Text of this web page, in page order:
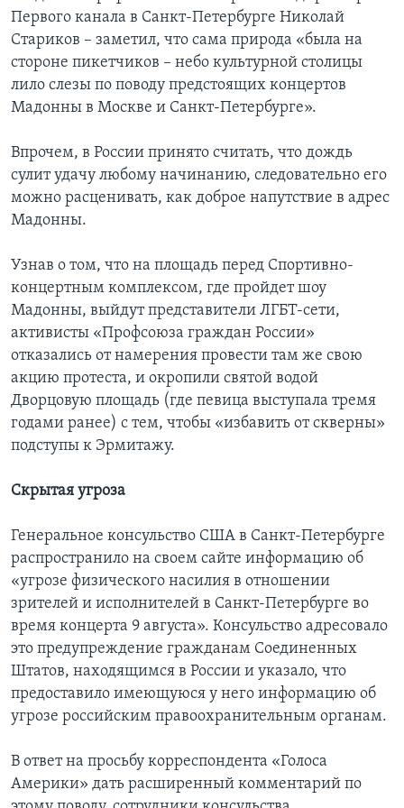
Первого канала в Санкт-Петербурге Николай
Стариков – заметил, что сама природа «была на
стороне пикетчиков – небо культурной столицы
лило слезы по поводу предстоящих концертов
Мадонны в Москве и Санкт-Петербурге».
Впрочем, в России принято считать, что дождь
сулит удачу любому начинанию, следовательно его
можно расценивать, как доброе напутствие в адрес
Мадонны.
Узнав о том, что на площадь перед Спортивно-
концертным комплексом, где пройдет шоу
Мадонны, выйдут представители ЛГБТ-сети,
активисты «Профсоюза граждан России»
отказались от намерения провести там же свою
акцию протеста, и окропили святой водой
Дворцовую площадь (где певица выступала тремя
годами ранее) с тем, чтобы «избавить от скверны»
подступы к Эрмитажу.
Скрытая угроза
Генеральное консульство США в Санкт-Петербурге
распространило на своем сайте информацию об
«угрозе физического насилия в отношении
зрителей и исполнителей в Санкт-Петербурге во
время концерта 9 августа». Консульство адресовало
это предупреждение гражданам Соединенных
Штатов, находящимся в России и указало, что
предоставило имеющуюся у него информацию об
угрозе российским правоохранительным органам.
В ответ на просьбу корреспондента «Голоса
Америки» дать расширенный комментарий по